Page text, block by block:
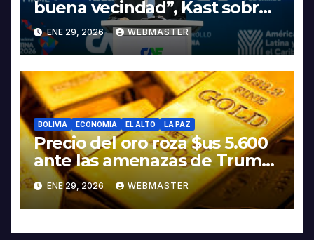
buena vecindad”, Kast sobre
discurso del presidente
Rodrigo Paz
ENE 29, 2026 WEBMASTER
BOLIVIA ECONOMIA EL ALTO LA PAZ
Precio del oro roza $us 5.600
ante las amenazas de Trump
contra Irán
ENE 29, 2026 WEBMASTER